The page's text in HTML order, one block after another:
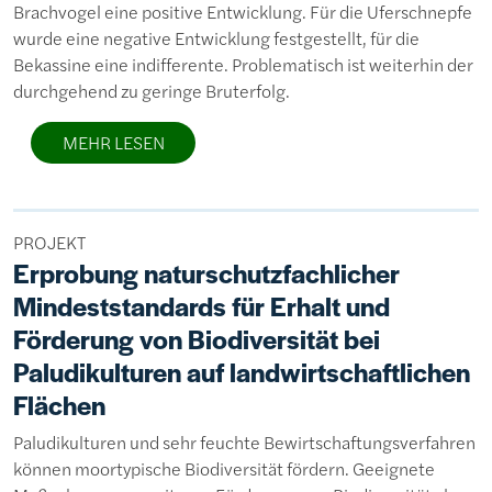
Brachvogel eine positive Entwicklung. Für die Uferschnepfe
wurde eine negative Entwicklung festgestellt, für die
Bekassine eine indifferente. Problematisch ist weiterhin der
durchgehend zu geringe Bruterfolg.
MEHR LESEN
PROJEKT
Erprobung naturschutzfachlicher
Mindeststandards für Erhalt und
Förderung von Biodiversität bei
Paludikulturen auf landwirtschaftlichen
Flächen
Paludikulturen und sehr feuchte Bewirtschaftungsverfahren
können moortypische Biodiversität fördern. Geeignete